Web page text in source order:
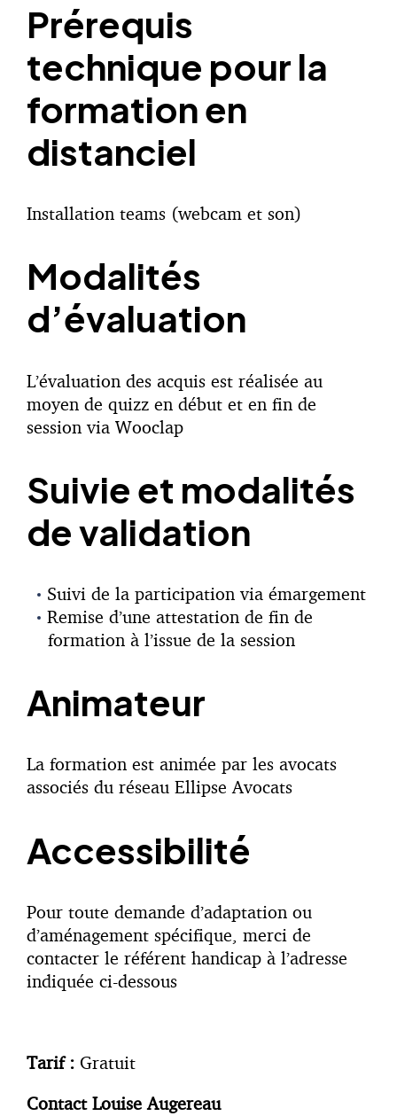
Prérequis
technique pour la
formation en
distanciel
Installation teams (webcam et son)
Modalités
d’évaluation
L’évaluation des acquis est réalisée au
moyen de quizz en début et en fin de
session via Wooclap
Suivie et modalités
de validation
Suivi de la participation via émargement
Remise d’une attestation de fin de
formation à l’issue de la session
Animateur
La formation est animée par les avocats
associés du réseau Ellipse Avocats
Accessibilité
Pour toute demande d’adaptation ou
d’aménagement spécifique, merci de
contacter le référent handicap à l’adresse
indiquée ci-dessous
Tarif : Gratuit
Contact Louise Augereau